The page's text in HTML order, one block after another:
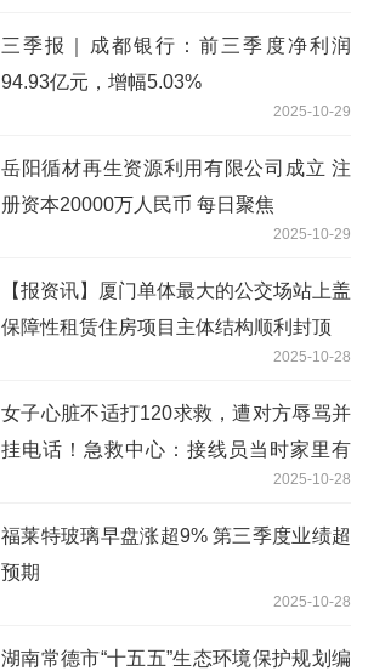
三季报｜成都银行：前三季度净利润
94.93亿元，增幅5.03%
2025-10-29
岳阳循材再生资源利用有限公司成立 注
册资本20000万人民币 每日聚焦
2025-10-29
【报资讯】厦门单体最大的公交场站上盖
保障性租赁住房项目主体结构顺利封顶
2025-10-28
女子心脏不适打120求救，遭对方辱骂并
挂电话！急救中心：接线员当时家里有
2025-10-28
福莱特玻璃早盘涨超9% 第三季度业绩超
预期
2025-10-28
湖南常德市“十五五”生态环境保护规划编